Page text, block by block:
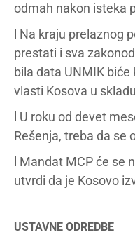
odmah nakon isteka
l Na kraju prelaznog
prestati i sva
bila data UNMIK
vlasti Kosova u
l U roku od devet
Rešenja, treba da se
l Mandat MCP će se
utvrdi da je Kosovo
USTAVNE ODREDBE